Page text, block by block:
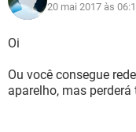
20 mai 2017 às
Oi
Ou você consegue
aparelho, mas